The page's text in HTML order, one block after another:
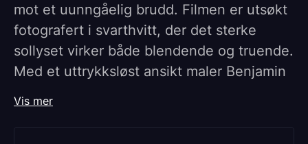
mot et uunngåelig brudd. Filmen er utsøkt
fotografert i svarthvitt, der det sterke
sollyset virker både blendende og truende.
Med et uttrykksløst ansikt maler Benjamin
Vis mer